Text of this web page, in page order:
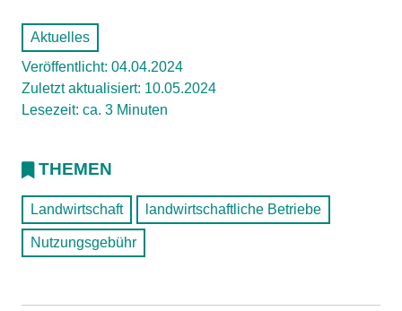
Aktuelles
Veröffentlicht: 04.04.2024
Zuletzt aktualisiert: 10.05.2024
Lesezeit: ca. 3 Minuten
THEMEN
Landwirtschaft landwirtschaftliche Betriebe
Nutzungsgebühr